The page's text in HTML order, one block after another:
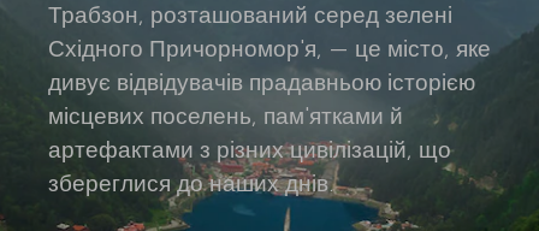
Трабзон, розташований серед зелені
Східного Причорномор'я, — це місто, яке
дивує відвідувачів прадавньою історією
місцевих поселень, пам'ятками й
артефактами з різних цивілізацій, що
збереглися до наших днів.